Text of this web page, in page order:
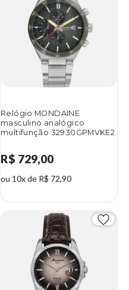
Relógio MONDAINE
masculino analógico
multifunção 32930GPMVKE2
R$ 729,00
ou 10x de R$ 72,90